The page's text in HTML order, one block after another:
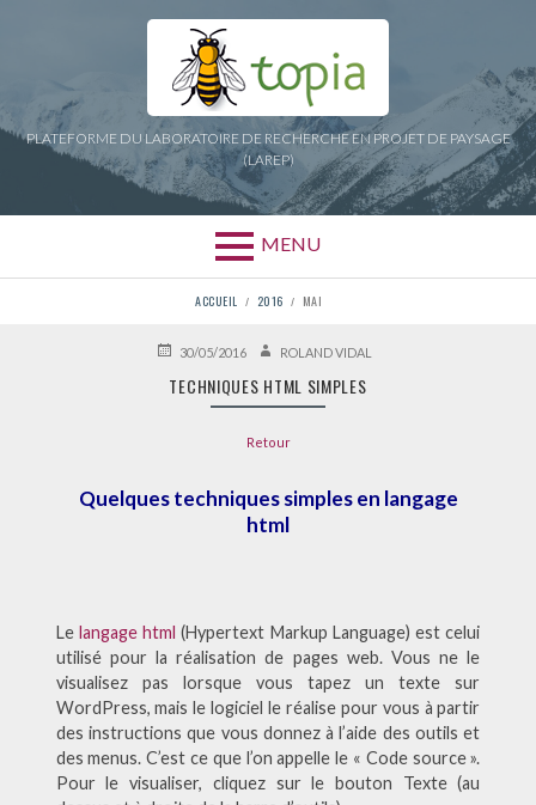
PLATEFORME DU LABORATOIRE DE RECHERCHE EN PROJET DE PAYSAGE
(LAREP)
MENU
D'ARIANE
ACCUEIL 2016 MAI
PUBLIÉ30/05/2016 AUTEURROLAND VIDAL
TECHNIQUES HTML SIMPLES
Retour
Quelques techniques simples en langage
html
Le langage html (Hypertext Markup Language) est celui
utilisé pour la réalisation de pages web. Vous ne le
visualisez pas lorsque vous tapez un texte sur
WordPress, mais le logiciel le réalise pour vous à partir
des instructions que vous donnez à l’aide des outils et
des menus. C’est ce que l’on appelle le « Code source ».
Pour le visualiser, cliquez sur le bouton Texte (au